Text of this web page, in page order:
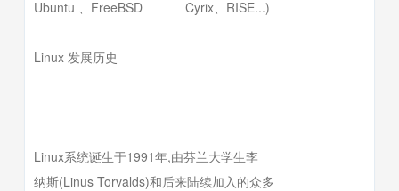
Ubuntu 、FreeBSD Cyrix、RISE...)
Linux 发展历史
Linux系统诞生于1991年,由芬兰大学生李
纳斯(Linus Torvalds)和后来陆续加入的众多